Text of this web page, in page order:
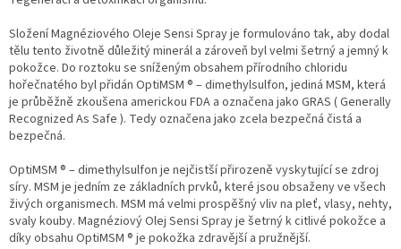
Složení Magnéziového Oleje Sensi Spray je formulováno tak, aby dodal
tělu tento životně důležitý minerál a zároveň byl velmi šetrný a jemný k
pokožce. Do roztoku se sníženým obsahem přírodního chloridu
hořečnatého byl přidán OptiMSM ® – dimethylsulfon, jediná MSM, která
je průběžně zkoušena americkou FDA a označena jako GRAS ( Generally
Recognized As Safe ). Tedy označena jako zcela bezpečná čistá a
bezpečná.
OptiMSM ® – dimethylsulfon je nejčistší přirozeně vyskytující se zdroj
síry. MSM je jedním ze základních prvků, které jsou obsaženy ve všech
živých organismech. MSM má velmi prospěšný vliv na pleť, vlasy, nehty,
svaly kouby. Magnéziový Olej Sensi Spray je šetrný k citlivé pokožce a
díky obsahu OptiMSM ® je pokožka zdravější a pružnější.